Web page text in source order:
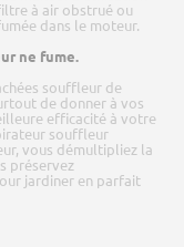
à air obstrué ou
dans le moteur.
ne fume.
souffleur de
de donner à vos
efficacité à votre
souffleur
vous démultipliez la
préservez
jardiner en parfait